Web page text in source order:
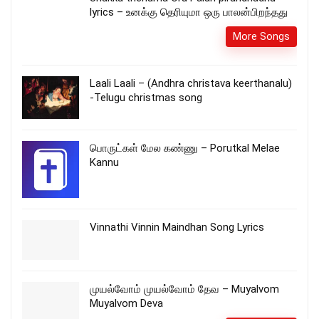
lyrics – உனக்கு தெரியுமா ஒரு பாலன்பிறந்தது
More Songs
Laali Laali – (Andhra christava keerthanalu)
-Telugu christmas song
பொருட்கள் மேல கண்ணு – Porutkal Melae
Kannu
Vinnathi Vinnin Maindhan Song Lyrics
முயல்வோம் முயல்வோம் தேவ – Muyalvom
Muyalvom Deva